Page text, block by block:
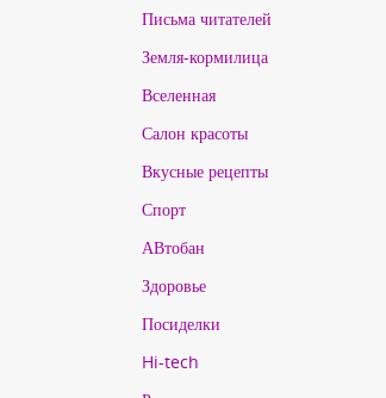
Письма читателей
Земля-кормилица
Вселенная
Салон красоты
Вкусные рецепты
Спорт
АВтобан
Здоровье
Посиделки
Hi-tech